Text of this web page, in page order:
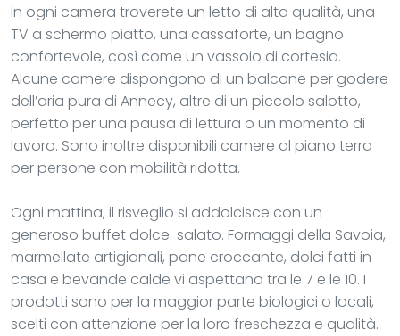
In ogni camera troverete un letto di alta qualità, una
TV a schermo piatto, una cassaforte, un bagno
confortevole, così come un vassoio di cortesia.
Alcune camere dispongono di un balcone per godere
dell’aria pura di Annecy, altre di un piccolo salotto,
perfetto per una pausa di lettura o un momento di
lavoro. Sono inoltre disponibili camere al piano terra
per persone con mobilità ridotta.
Ogni mattina, il risveglio si addolcisce con un
generoso buffet dolce-salato. Formaggi della Savoia,
marmellate artigianali, pane croccante, dolci fatti in
casa e bevande calde vi aspettano tra le 7 e le 10. I
prodotti sono per la maggior parte biologici o locali,
scelti con attenzione per la loro freschezza e qualità.